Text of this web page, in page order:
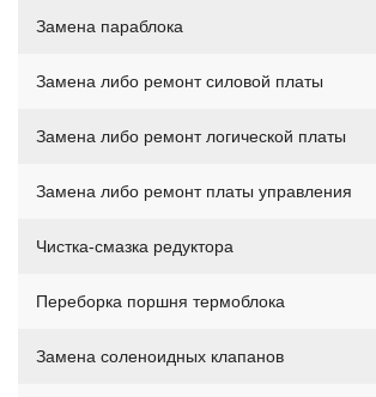
Замена параблока
Замена либо ремонт силовой платы
Замена либо ремонт логической платы
Замена либо ремонт платы управления
Чистка-смазка редуктора
Переборка поршня термоблока
Замена соленоидных клапанов